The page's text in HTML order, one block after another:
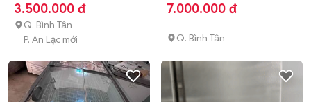
3.500.000 đ
Q. Bình Tân
P. An Lạc mới
7.000.000 đ
Q. Bình Tân